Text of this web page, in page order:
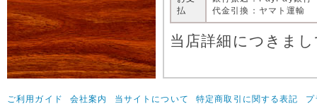
払
代金引換：ヤマト運輸
当店詳細につきま
ご利用ガイド 会社案内 当サイトについて 特定商取引に関する表記 プ